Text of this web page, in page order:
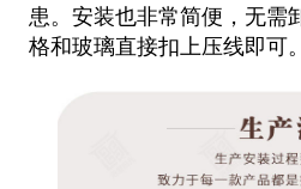
患。安装也非常简便，无需
格和玻璃直接扣上压线即可。